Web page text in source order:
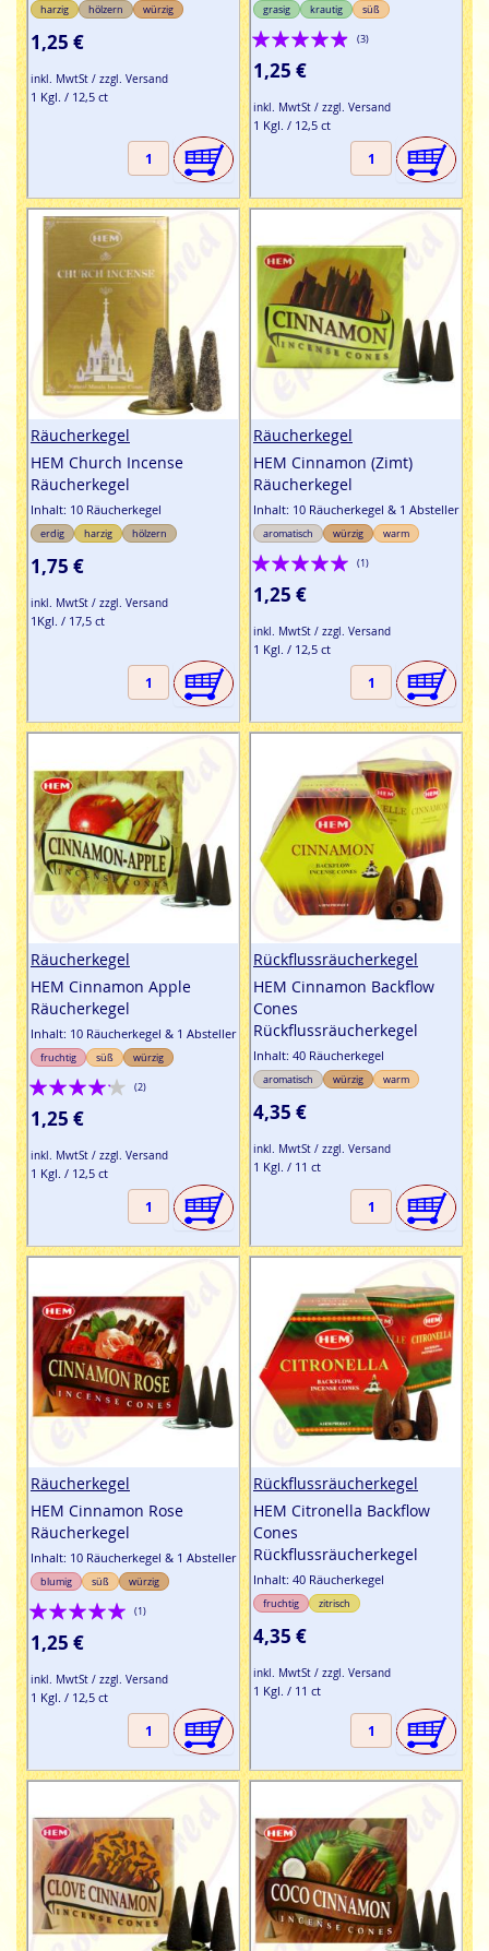
harzig hölzern würzig
1,25 €
inkl. MwtSt / zzgl. Versand
1 Kgl. / 12,5 ct
grasig krautig süß
Bewertung:
93%
(3)
1,25 €
inkl. MwtSt / zzgl. Versand
1 Kgl. / 12,5 ct
Räucherkegel
HEM Church Incense
Räucherkegel
Inhalt: 10 Räucherkegel
erdig harzig hölzern
1,75 €
inkl. MwtSt / zzgl. Versand
1Kgl. / 17,5 ct
Räucherkegel
HEM Cinnamon (Zimt)
Räucherkegel
Inhalt: 10 Räucherkegel & 1 Absteller
aromatisch würzig warm
Bewertung:
100%
(1)
1,25 €
inkl. MwtSt / zzgl. Versand
1 Kgl. / 12,5 ct
Räucherkegel
HEM Cinnamon Apple
Räucherkegel
Inhalt: 10 Räucherkegel & 1 Absteller
fruchtig süß würzig
Bewertung:
80%
(2)
1,25 €
inkl. MwtSt / zzgl. Versand
1 Kgl. / 12,5 ct
Rückflussräucherkegel
HEM Cinnamon Backflow
Cones
Rückflussräucherkegel
Inhalt: 40 Räucherkegel
aromatisch würzig warm
4,35 €
inkl. MwtSt / zzgl. Versand
1 Kgl. / 11 ct
Räucherkegel
HEM Cinnamon Rose
Räucherkegel
Inhalt: 10 Räucherkegel & 1 Absteller
blumig süß würzig
Bewertung:
100%
(1)
1,25 €
inkl. MwtSt / zzgl. Versand
1 Kgl. / 12,5 ct
Rückflussräucherkegel
HEM Citronella Backflow
Cones
Rückflussräucherkegel
Inhalt: 40 Räucherkegel
fruchtig zitrisch
4,35 €
inkl. MwtSt / zzgl. Versand
1 Kgl. / 11 ct